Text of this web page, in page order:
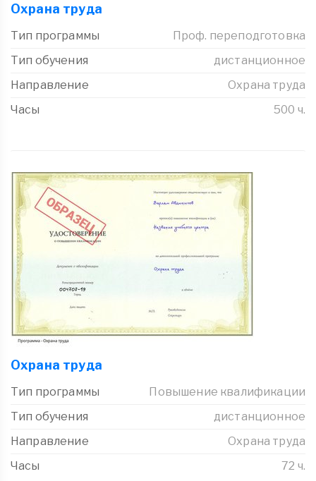
Охрана труда
Тип программы
Проф. переподготовка
Тип обучения
дистанционное
Направление
Охрана труда
Часы
500 ч.
Охрана труда
Тип программы
Повышение квалификации
Тип обучения
дистанционное
Направление
Охрана труда
Часы
72 ч.